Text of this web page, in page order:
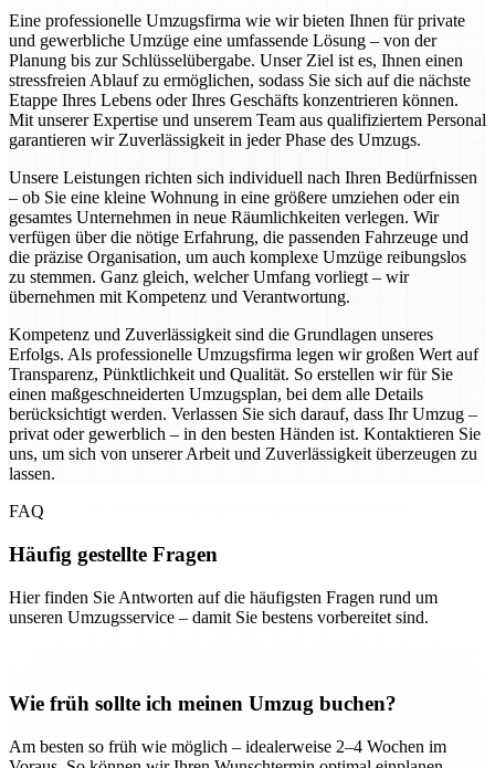
Eine professionelle Umzugsfirma wie wir bieten Ihnen für private
und gewerbliche Umzüge eine umfassende Lösung – von der
Planung bis zur Schlüsselübergabe. Unser Ziel ist es, Ihnen einen
stressfreien Ablauf zu ermöglichen, sodass Sie sich auf die nächste
Etappe Ihres Lebens oder Ihres Geschäfts konzentrieren können.
Mit unserer Expertise und unserem Team aus qualifiziertem Personal
garantieren wir Zuverlässigkeit in jeder Phase des Umzugs.
Unsere Leistungen richten sich individuell nach Ihren Bedürfnissen
– ob Sie eine kleine Wohnung in eine größere umziehen oder ein
gesamtes Unternehmen in neue Räumlichkeiten verlegen. Wir
verfügen über die nötige Erfahrung, die passenden Fahrzeuge und
die präzise Organisation, um auch komplexe Umzüge reibungslos
zu stemmen. Ganz gleich, welcher Umfang vorliegt – wir
übernehmen mit Kompetenz und Verantwortung.
Kompetenz und Zuverlässigkeit sind die Grundlagen unseres
Erfolgs. Als professionelle Umzugsfirma legen wir großen Wert auf
Transparenz, Pünktlichkeit und Qualität. So erstellen wir für Sie
einen maßgeschneiderten Umzugsplan, bei dem alle Details
berücksichtigt werden. Verlassen Sie sich darauf, dass Ihr Umzug –
privat oder gewerblich – in den besten Händen ist. Kontaktieren Sie
uns, um sich von unserer Arbeit und Zuverlässigkeit überzeugen zu
lassen.
FAQ
Häufig gestellte Fragen
Hier finden Sie Antworten auf die häufigsten Fragen rund um
unseren Umzugsservice – damit Sie bestens vorbereitet sind.
Wie früh sollte ich meinen Umzug buchen?
Am besten so früh wie möglich – idealerweise 2–4 Wochen im